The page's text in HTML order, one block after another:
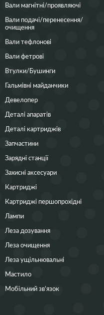
Вали магнітні/проявляючі
Вали подачі/перенесення/
очищення
Вали тефлонові
Вали фетрові
Втулки/Бушинги
Гальмівні майданчики
Девелопер
Деталі апаратів
Деталі картриджів
Запчастини
Зарядні станції
Захисні аксесуари
Картриджі
Картриджі першопрохідні
Лампи
Леза дозування
Леза очищення
Леза ущільнювальні
Мастило
Мобільний зв’язок